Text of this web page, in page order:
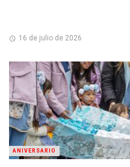
16 de julio de 2026
ANIVERSARIO